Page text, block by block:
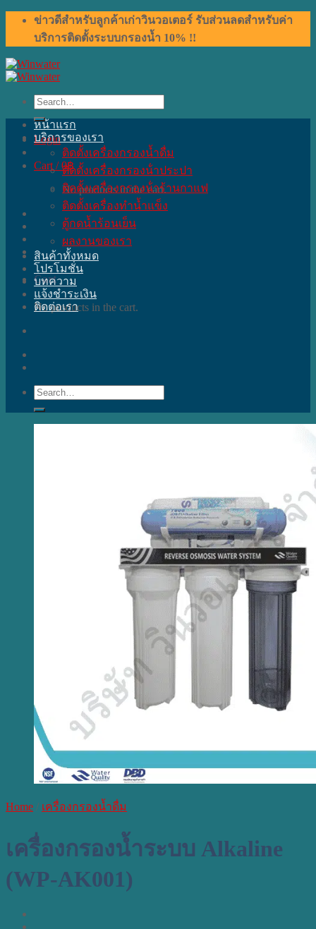
Skip
content
ข่าวดีสำหรับลูกค้าเก่าวินวอเตอร์ รับส่วนลดสำหรับค่า
บริการติดตั้งระบบกรองน้ำ 10% !!
Search
for:
Login
Cart /0฿
No products in the cart.
Cart
No products in the cart.
หน้าแรก
บริการของเรา
ติดตั้งเครื่องกรองน้ำดื่ม
ติดตั้งเครื่องกรองน้ําประปา
ติดตั้งเครื่องกรองน้ําร้านกาแฟ
ติดตั้งเครื่องทำน้ำแข็ง
ตู้กดน้ำร้อนเย็น
ผลงานของเรา
สินค้าทั้งหมด
โปรโมชั่น
บทความ
แจ้งชำระเงิน
ติดต่อเรา
Search
for:
Home / เครื่องกรองน้ำดื่ม
เครื่องกรองน้ำระบบ Alkaline
(WP-AK001)